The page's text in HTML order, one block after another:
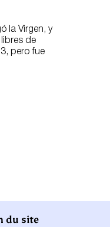
la Virgen, y
de
pero fue
du site